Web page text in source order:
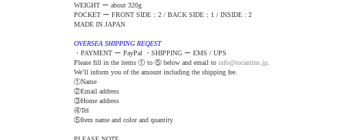
WEIGHT ー about 320g
POCKET ー FRONT SIDE：2 / BACK SIDE：1 / INSIDE : 2
MADE IN JAPAN
OVERSEA SHIPPING REQEST
・PAYMENT ー PayPal ・SHIPPING ー EMS / UPS
Please fill in the items ① to ⑤ below and email to info@tocantins.jp
We’ll inform you of the amount including the shipping fee.
①Name
②Email address
③Home address
④Tel
⑤Item name and color and quantity